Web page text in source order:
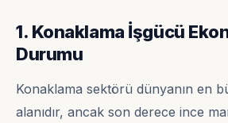
1. Konaklama İşgücü
Durumu
Konaklama sektörü dünyanın en
alanıdır, ancak son derece ince